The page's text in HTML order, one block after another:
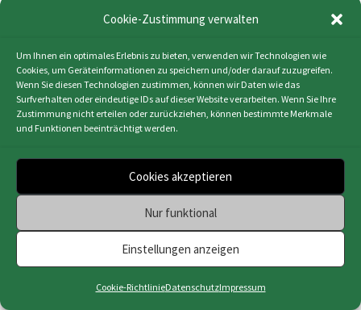
Cookie-Zustimmung verwalten
Um Ihnen ein optimales Erlebnis zu bieten, verwenden wir Technologien wie
Cookies, um Geräteinformationen zu speichern und/oder darauf zuzugreifen.
Wenn Sie diesen Technologien zustimmen, können wir Daten wie das
Surfverhalten oder eindeutige IDs auf dieser Website verarbeiten. Wenn Sie Ihre
Zustimmung nicht erteilen oder zurückziehen, können bestimmte Merkmale
und Funktionen beeinträchtigt werden.
Cookies akzeptieren
Nur funktional
Einstellungen anzeigen
Cookie-RichtlinieDatenschutzImpressum
Impressum|Datenschutz| Cookie-Richtlinie
Osnabrück